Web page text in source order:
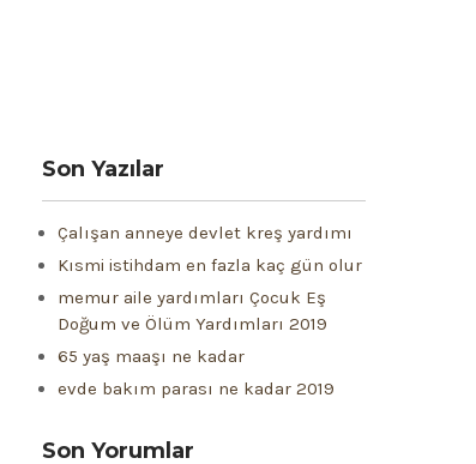
Son Yazılar
Çalışan anneye devlet kreş yardımı
Kısmi istihdam en fazla kaç gün olur
memur aile yardımları Çocuk Eş
Doğum ve Ölüm Yardımları 2019
65 yaş maaşı ne kadar
evde bakım parası ne kadar 2019
Son Yorumlar